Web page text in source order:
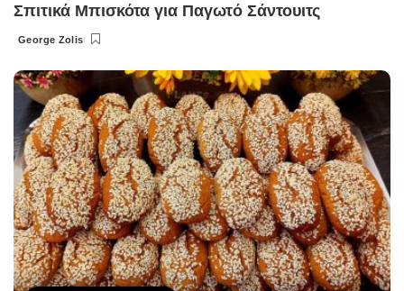
Σπιτικά Μπισκότα για Παγωτό Σάντουιτς
Posted
George Zolis